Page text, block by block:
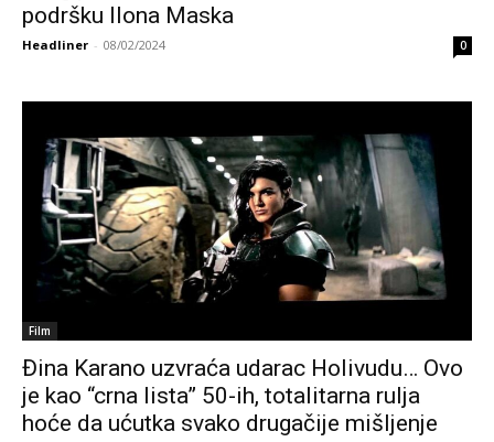
podršku Ilona Maska
Headliner - 08/02/2024 0
Film
Đina Karano uzvraća udarac Holivudu… Ovo
je kao “crna lista” 50-ih, totalitarna rulja
hoće da ućutka svako drugačije mišljenje